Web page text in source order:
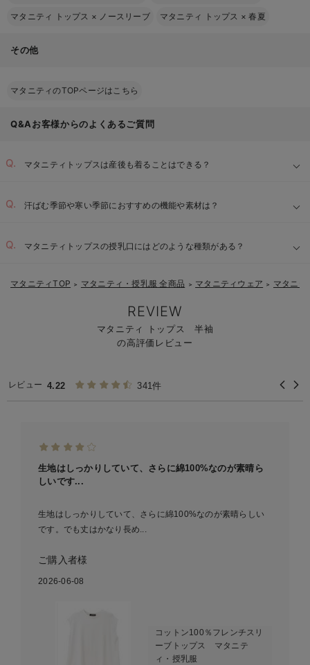
マタニティ トップス × ノースリーブ マタニティ トップス ×春夏
その他
マタニティのTOPページはこちら
Q&Aお客様からのよくあるご質問
マタニティトップスは産後も着ることはできる？
汗ばむ季節や寒い季節におすすめの機能や素材は？
マタニティトップスの授乳口にはどのような種類がある？
マタニティTOP ＞ マタニティ・授乳服 全商品 ＞ マタニティウェア ＞ マタニテ
REVIEW
マタニティ トップス 半袖
の高評価レビュー
レビュー 4.22 341件
生地はしっかりしていて、さらに綿100%なのが素晴ら
しいです...
生地はしっかりしていて、さらに綿100%なのが素晴らしい
です。でも丈はかなり長め...
ご購入者様
2026-06-08
コットン100％フレンチスリ
ーブトップス マタニテ
ィ・授乳服